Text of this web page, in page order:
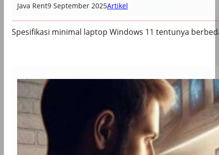
Java Rent9 September 2025Artikel
Spesifikasi minimal laptop Windows 11 tentunya